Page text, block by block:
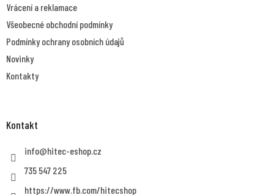
Vrácení a reklamace
Všeobecné obchodní podmínky
Podmínky ochrany osobních údajů
Novinky
Kontakty
Kontakt
info@hitec-eshop.cz
735 547 225
https://www.fb.com/hitecshop